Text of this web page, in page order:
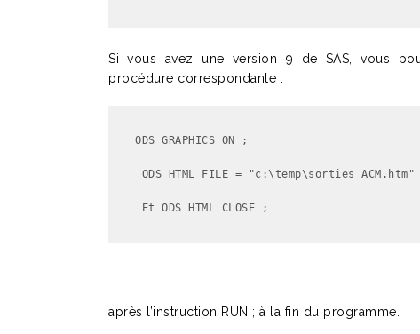
Si vous avez une version 9 de SAS, vous
procédure correspondante :
ODS GRAPHICS ON ;
Et ODS HTML CLOSE ;
après l’instruction RUN ; à la fin du programme.